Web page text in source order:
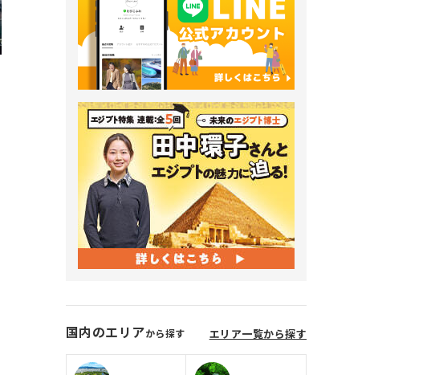
国内のエリアから探す エリア一覧から探す